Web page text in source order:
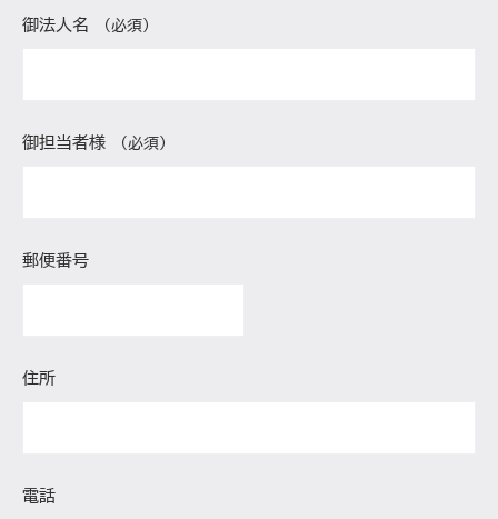
御法人名 （必須）
御担当者様 （必須）
郵便番号
住所
電話